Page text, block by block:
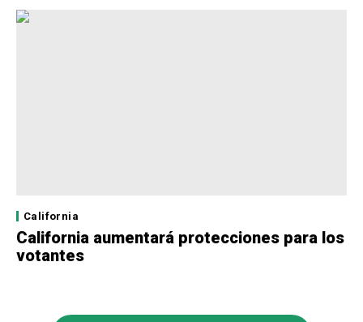
California
California aumentará protecciones para los
votantes